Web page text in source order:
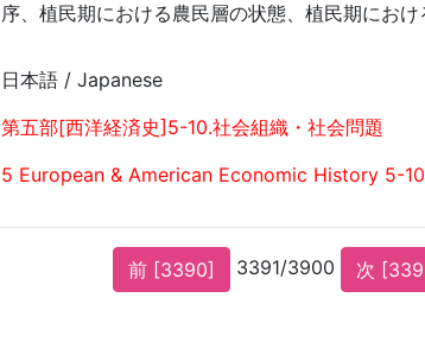
序、植民期における農民層の状態、植民期にお
日本語 / Japanese
第五部[西洋経済史]5-10.社会組織・社会問題
5 European & American Economic History 5-
前 [3390] 3391/3900 次